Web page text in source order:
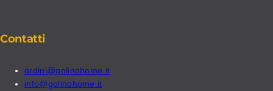
Contatti
ordini@golinohome.it
info@golinohome.it